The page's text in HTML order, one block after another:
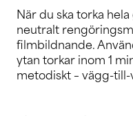
När du ska torka
neutralt
filmbildnande.
ytan torkar inom 1
metodiskt – vägg-